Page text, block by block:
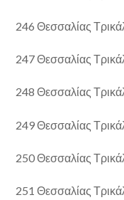
246 Θεσσαλίας
247 Θεσσαλίας
248 Θεσσαλίας
249 Θεσσαλίας
250 Θεσσαλίας
251 Θεσσαλίας